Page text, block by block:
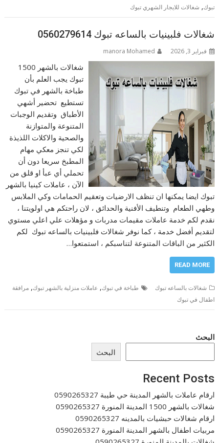
تبوك, شغالات للايجار الشهري تبوك
شغالات فلبينيات بالساعه تبوك 0560279614
فبراير 3, 2026 manora Mohamed
شغالات بالشهر 1500
تبوك يجب العلم بأن
طباخة بالشهر في تبوك
تستطيع تحضير أشهي
الأطباق وتقديم الوجبات
المتنوعة والمتوازنة
والصحية والاكلات اللذيذة
لكي تنجز معكي مهام
المطبخ سريعا دون أن
تحملي أي عبأ او قلق من
الآن ، عاملات كينيا بالشهر
تبوك ايضا يمكنها ان تنظف الارضيات وتعقيم الحمامات وكي الملابس
وطهي الطعام وتنطيف الأفنية والحدائق ، لان راحتكم هي اولويتنا ،
نقدم لكم خدمة عاملات مقيمات مدربات و مؤهلات علي اعلي مستوي
لتقديم أفضل خدمة ، كما نوفر شغالات فلبينيات بالساعه تبوك لكم
الكثير من الباقات المتنوعة لتناسبكم ، استمتعوا…
READ MORE
شغالات بالساعه تبوك طباخة في تبوك, عاملات منزلية بالشهر تبوك,مرافقة
اطفال في تبوك
البحث
البحث
Recent Posts
ارقام عاملات بالشهر المدينة حي طيبة 0590265327
شغالات بالشهر 1500 المدينة المنورة 0590265327
ارقام شغالات حبشيات بالمدينه 0590265327
مربيات اطفال بالشهر المدينة المنورة 0590265327